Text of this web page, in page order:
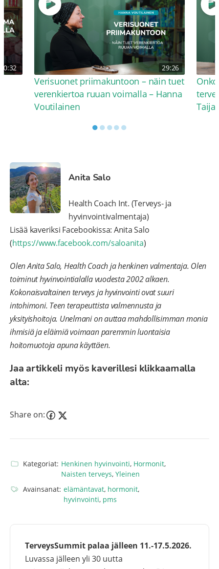
30:32 29:26
Verisuonet priimakuntoon – näin tuet
verenkiertoa ruuan voimalla – Hanna
Voutilainen
Taija
●●●●●
Anita Salo
Health Coach Int. (Terveys- ja
hyvinvointivalmentaja)
Lisää kaveriksi Facebookissa: Anita Salo
(https://www.facebook.com/saloanita)
Olen Anita Salo, Health Coach ja henkinen valmentaja. Olen
toiminut hyvinvointialalla vuodesta 2002 alkaen.
Kokonaisvaltainen terveys ja hyvinvointi ovat suuri
intohimoni. Teen terapeuttista valmennusta ja
yksityishoitoja. Unelmani on auttaa mahdollisimman monia
ihmisiä ja eläimiä voimaan paremmin luontaisia
hoitomuotoja apuna käyttäen.
Jaa artikkeli myös kaverillesi klikkaamalla
alta:
Share on:
Kategoriat: Henkinen hyvinvointi, Hormonit,
Naisten terveys, Yleinen
Avainsanat: elämäntavat, hormonit,
hyvinvointi, pms
TerveysSummit palaa jälleen 11.-17.5.2026.
Luvassa jälleen yli 30 uutta